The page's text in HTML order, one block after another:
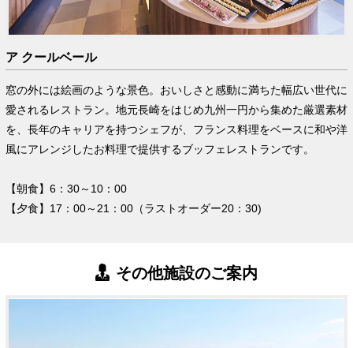
ア クールベール
窓の外には絵画のような景色。おいしさと感動に満ちた幅広い世代に
愛されるレストラン。地元長崎をはじめ九州一円から集めた厳選素材
を、長年のキャリアを持つシェフが、フランス料理をベースに和や洋
風にアレンジしたお料理で提供するブッフェレストランです。
【朝食】6：30～10：00
【夕食】17：00～21：00（ラストオーダー20：30)
その他施設のご案内